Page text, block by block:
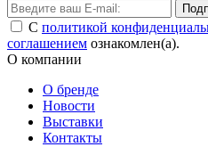
С политикой
соглашением ознакомлен(а).
О компании
О бренде
Новости
Выставки
Контакты